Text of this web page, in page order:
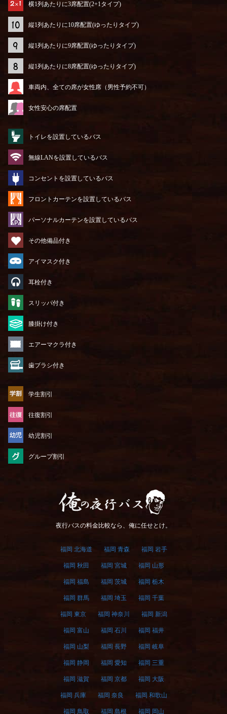
横1列あたりに3席配置(2+1タイプ)
縦1列あたりに10席配置(ゆったりタイプ)
縦1列あたりに9席配置(ゆったりタイプ)
縦1列あたりに8席配置(ゆったりタイプ)
車両内、全ての席が女性席（男性予約不可）
女性安心の席配置
トイレを設置しているバス
無線LANを設置しているバス
コンセントを設置しているバス
フロントカーテンを設置しているバス
パーソナルカーテンを設置しているバス
その他備品付き
アイマスク付き
耳栓付き
スリッパ付き
膝掛け付き
エアーマクラ付き
歯ブラシ付き
学生割引
往復割引
幼児割引
グループ割引
俺の夜行バス
夜行バスの料金比較なら、俺に任せとけ。
福岡 北海道 福岡 青森 福岡 岩手
福岡 秋田 福岡 宮城 福岡 山形
福岡 福島 福岡 茨城 福岡 栃木
福岡 群馬 福岡 埼玉 福岡 千葉
福岡 東京 福岡 神奈川 福岡 新潟
福岡 富山 福岡 石川 福岡 福井
福岡 山梨 福岡 長野 福岡 岐阜
福岡 静岡 福岡 愛知 福岡 三重
福岡 滋賀 福岡 京都 福岡 大阪
福岡 兵庫 福岡 奈良 福岡 和歌山
福岡 鳥取 福岡 島根 福岡 岡山